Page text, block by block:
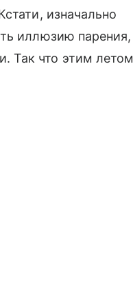
изначально
иллюзию парения,
Так что этим летом